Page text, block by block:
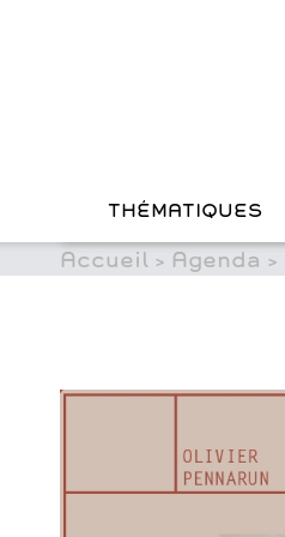
THÉMATIQUES
Accueil > Agenda >